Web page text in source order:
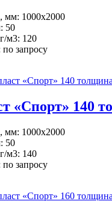
мм: 1000x2000
50
м3: 120
запросу
«Спорт» 140
мм: 1000x2000
50
м3: 140
запросу